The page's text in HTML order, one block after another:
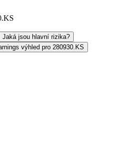
Jaká jsou hlavní rizika?
výhled pro 280930.KS